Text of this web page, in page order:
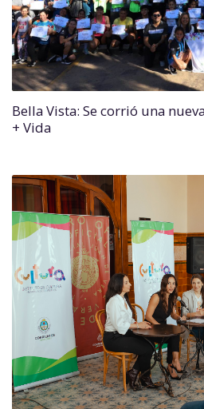
Bella Vista: Se corrió una
+ Vida